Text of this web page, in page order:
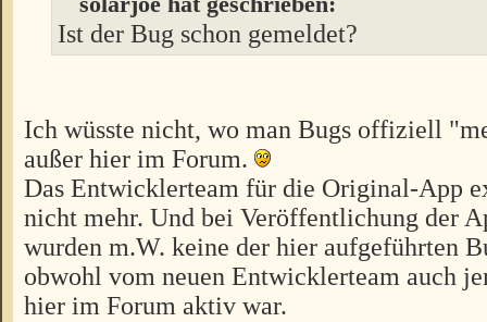
Ist der Bug schon gemeldet?
Ich wüsste nicht, wo man Bugs offiziell
außer hier im Forum.
Das Entwicklerteam für die Original-App
nicht mehr. Und bei Veröffentlichung der
wurden m.W. keine der hier aufgeführten
obwohl vom neuen Entwicklerteam auch
hier im Forum aktiv war.